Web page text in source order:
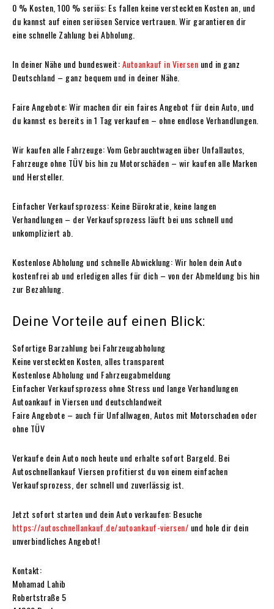
0 % Kosten, 100 % seriös: Es fallen keine versteckten Kosten an, und
du kannst auf einen seriösen Service vertrauen. Wir garantieren dir
eine schnelle Zahlung bei Abholung.
In deiner Nähe und bundesweit:Autoankauf in Viersen und in ganz
Deutschland – ganz bequem und in deiner Nähe.
Faire Angebote: Wir machen dir ein faires Angebot für dein Auto, und
du kannst es bereits in 1 Tag verkaufen – ohne endlose Verhandlungen.
Wir kaufen alle Fahrzeuge: Vom Gebrauchtwagen über Unfallautos,
Fahrzeuge ohne TÜV bis hin zu Motorschäden – wir kaufen alle Marken
und Hersteller.
Einfacher Verkaufsprozess: Keine Bürokratie, keine langen
Verhandlungen – der Verkaufsprozess läuft bei uns schnell und
unkompliziert ab.
Kostenlose Abholung und schnelle Abwicklung: Wir holen dein Auto
kostenfrei ab und erledigen alles für dich – von der Abmeldung bis hin
zur Bezahlung.
Deine Vorteile auf einen Blick:
Sofortige Barzahlung bei Fahrzeugabholung
Keine versteckten Kosten, alles transparent
Kostenlose Abholung und Fahrzeugabmeldung
Einfacher Verkaufsprozess ohne Stress und lange Verhandlungen
Autoankauf in Viersen und deutschlandweit
Faire Angebote – auch für Unfallwagen, Autos mit Motorschaden oder
ohne TÜV
Verkaufe dein Auto noch heute und erhalte sofort Bargeld. Bei
Autoschnellankauf Viersen profitierst du von einem einfachen
Verkaufsprozess, der schnell und zuverlässig ist.
Jetzt sofort starten und dein Auto verkaufen: Besuche
https://autoschnellankauf.de/autoankauf-viersen/ und hole dir dein
unverbindliches Angebot!
Kontakt:
Mohamad Lahib
Robertstraße 5